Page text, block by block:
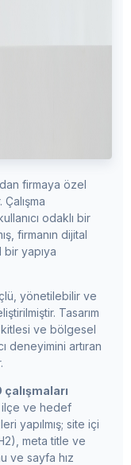
firmaya özel
odaklı bir
firmanın dijital
yapıya
yönetilebilir ve
Tasarım
kitlesi ve bölgesel
deneyimini artıran
çalışmaları
ilçe ve hedef
yapılmış; site içi
meta title ve
ve sayfa hız